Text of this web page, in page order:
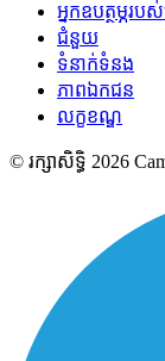
អ្នកឧបត្ថម្ភរប
ជំនួយ
ទំនាក់ទំនង
ភាពឯកជន
លក្ខខណ្ឌ
© រក្សាសិទ្ធិ 2026